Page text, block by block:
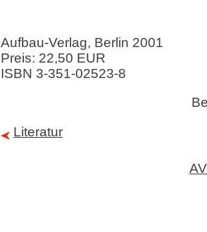
Aufbau-Verlag, Berlin 2001
Preis: 22,50 EUR
ISBN 3-351-02523-8
Literatur